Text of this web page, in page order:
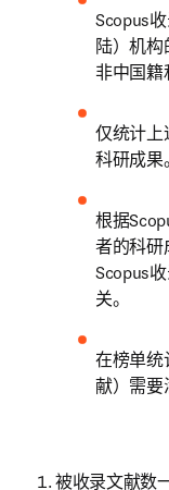
Scopus
陆）机
非中国籍
仅统计上
科研成果。
根据
者的科研
Scopus
关。
在榜单统
献）需要
被收录文献数